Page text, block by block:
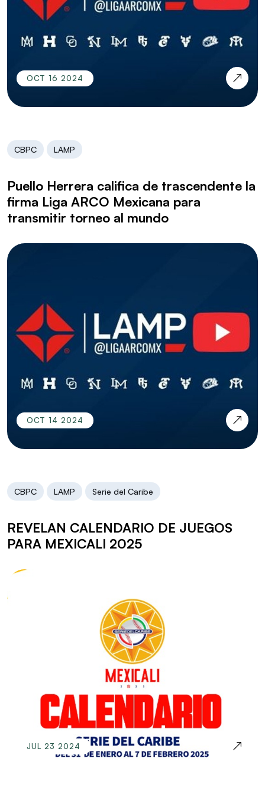
OCT 16 2024
CBPC LAMP
Puello Herrera califica de trascendente la
firma Liga ARCO Mexicana para
transmitir torneo al mundo
OCT 14 2024
CBPC LAMP Serie del Caribe
REVELAN CALENDARIO DE JUEGOS
PARA MEXICALI 2025
JUL 23 2024